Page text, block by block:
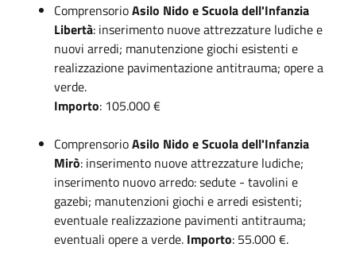
ComprensorioAsilo Nido e Scuola dell'Infanzia
Libertà: inserimento nuove attrezzature ludiche e
nuovi arredi; manutenzione giochi esistenti e
realizzazione pavimentazione antitrauma; opere a
verde.
Importo: 105.000 €
ComprensorioAsilo Nido e Scuola dell'Infanzia
Mirò: inserimento nuove attrezzature ludiche;
inserimento nuovo arredo: sedute - tavolini e
gazebi; manutenzioni giochi e arredi esistenti;
eventuale realizzazione pavimenti antitrauma;
eventuali opere a verde. Importo: 55.000 €.